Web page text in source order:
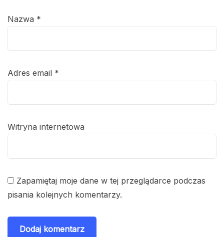
Nazwa *
Adres email *
Witryna internetowa
Zapamiętaj moje dane w tej przeglądarce podczas
pisania kolejnych komentarzy.